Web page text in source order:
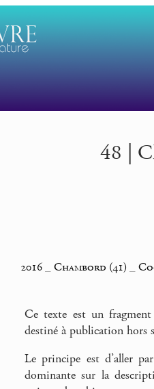
48 |
2016_ Chambord (41)
Ce texte est un
destiné à publication hors
Le principe est d’aller
dominante sur la